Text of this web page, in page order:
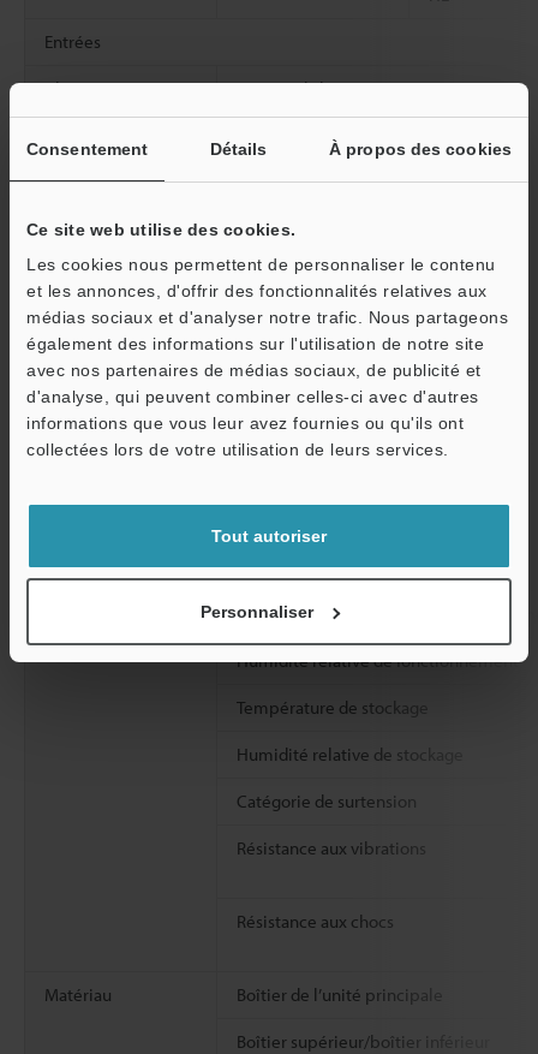
Consentement Détails À propos des cookies
Ce site web utilise des cookies.
Les cookies nous permettent de personnaliser le contenu
et les annonces, d'offrir des fonctionnalités relatives aux
médias sociaux et d'analyser notre trafic. Nous partageons
également des informations sur l'utilisation de notre site
avec nos partenaires de médias sociaux, de publicité et
d'analyse, qui peuvent combiner celles-ci avec d'autres
informations que vous leur avez fournies ou qu'ils ont
collectées lors de votre utilisation de leurs services.
Tout autoriser
Personnaliser
Entrées
Alimentation
électrique
Tension d’alimentation
Consommation de
courant (au
Voyant : standard /
Éco / contrôle
externe
Transmetteur
Consommation de
courant (au
maximum) (mA)
Voyant : ARRÊT
Transmetteur
Récepteur
Température ambiante de
Humidité relative de fonctionnement
Température de stockage
Humidité relative de stockage
Catégorie de surtension
Résistance aux vibrations
Résistance aux chocs
Matériau Boîtier de l’unité principale
Boîtier supérieur/boîtier inférieur